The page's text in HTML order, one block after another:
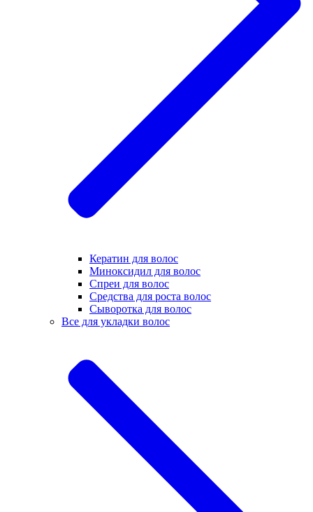
Кератин для волос
Миноксидил для волос
Спреи для волос
Средства для роста волос
Сыворотка для волос
Все для укладки волос